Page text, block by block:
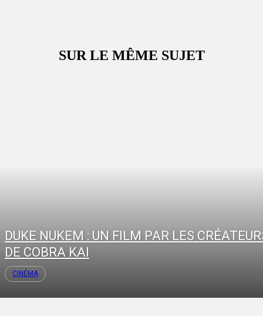
SUR LE MÊME SUJET
DUKE NUKEM : UN FILM PAR LES
DE COBRA KAI
CINÉMA